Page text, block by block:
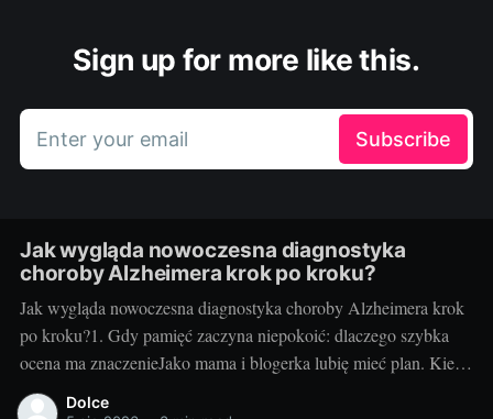
Sign up for more like this.
Enter your email Subscribe
Jak wygląda nowoczesna diagnostyka
choroby Alzheimera krok po kroku?
Jak wygląda nowoczesna diagnostyka choroby Alzheimera krok
po kroku?1. Gdy pamięć zaczyna niepokoić: dlaczego szybka
ocena ma znaczenieJako mama i blogerka lubię mieć plan. Kiedy
u mojej cioci zaczęły się „drobne” zgubienia terminów i
Dolce